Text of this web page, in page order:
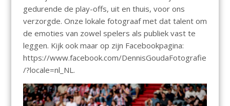
gedurende de play-offs, uit en thuis, voor ons
verzorgde. Onze lokale fotograaf met dat talent om
de emoties van zowel spelers als publiek vast te
leggen. Kijk ook maar op zijn Facebookpagina:
https://www.facebook.com/DennisGoudaFotografie
/?locale=nl_NL.